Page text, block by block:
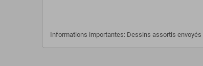
Informations importantes: Dessins assortis